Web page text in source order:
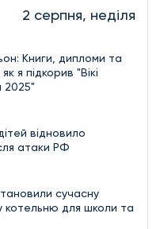
2 серпня, неділя
Книги, дипломи та
я підкорив "Вікі
2025"
відновило
атаки РФ
сучасну
котельню для школи та